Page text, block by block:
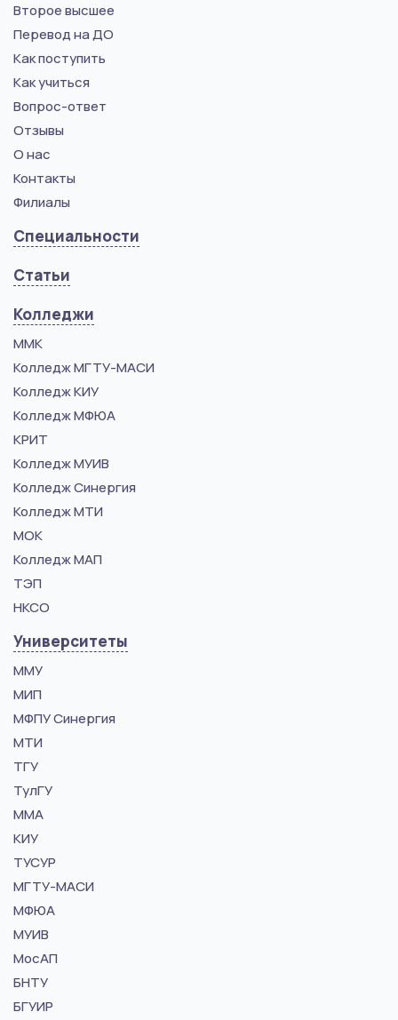
Второе высшее
Перевод на ДО
Как поступить
Как учиться
Вопрос-ответ
Отзывы
О нас
Контакты
Филиалы
Специальности
Статьи
Колледжи
ММК
Колледж МГТУ-МАСИ
Колледж КИУ
Колледж МФЮА
КРИТ
Колледж МУИВ
Колледж Синергия
Колледж МТИ
МОК
Колледж МАП
ТЭП
НКСО
Университеты
ММУ
МИП
МФПУ Синергия
МТИ
ТГУ
ТулГУ
ММА
КИУ
ТУСУР
МГТУ-МАСИ
МФЮА
МУИВ
МосАП
БНТУ
БГУИР